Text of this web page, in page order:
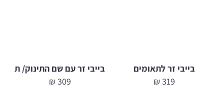
בייבי זר לתאומים
319
₪
בייבי זר עם שם התינוק/ ת
309
₪